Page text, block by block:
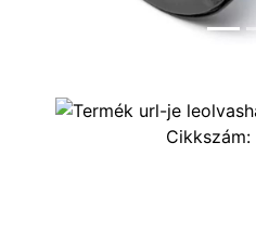
Cikkszám: